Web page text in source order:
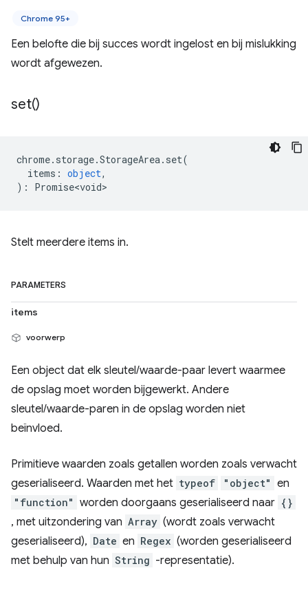
Chrome 95+
Een belofte die bij succes wordt ingelost en bij mislukking
wordt afgewezen.
set()
chrome. storage.StorageArea. set(
items : object,
) : Promise<void>
Stelt meerdere items in.
PARAMETERS
items
voorwerp
Een object dat elk sleutel/waarde-paar levert waarmee
de opslag moet worden bijgewerkt. Andere
sleutel/waarde-paren in de opslag worden niet
beïnvloed.
Primitieve waarden zoals getallen worden zoals verwacht
geserialiseerd. Waarden met het typeof "object" en
"function" worden doorgaans geserialiseerd naar {}
, met uitzondering van Array (wordt zoals verwacht
geserialiseerd), Date en Regex (worden geserialiseerd
met behulp van hun String -representatie).